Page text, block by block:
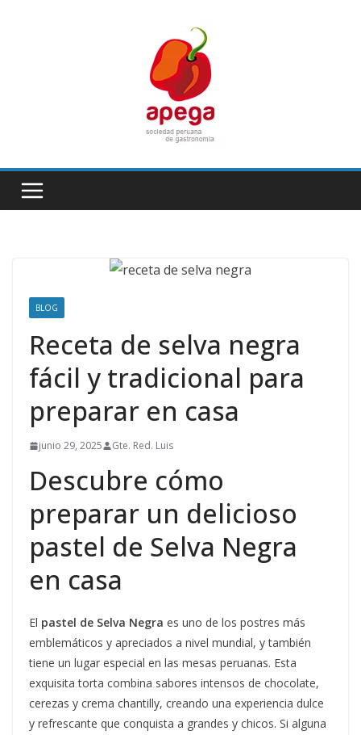
BLOG
Receta de selva negra
fácil y tradicional para
preparar en casa
junio 29, 2025 Gte. Red. Luis
Descubre cómo
preparar un delicioso
pastel de Selva Negra
en casa
El pastel de Selva Negra es uno de los postres más
emblemáticos y apreciados a nivel mundial, y también
tiene un lugar especial en las mesas peruanas. Esta
exquisita torta combina sabores intensos de chocolate,
cerezas y crema chantilly, creando una experiencia dulce
y refrescante que conquista a grandes y chicos. Si alguna